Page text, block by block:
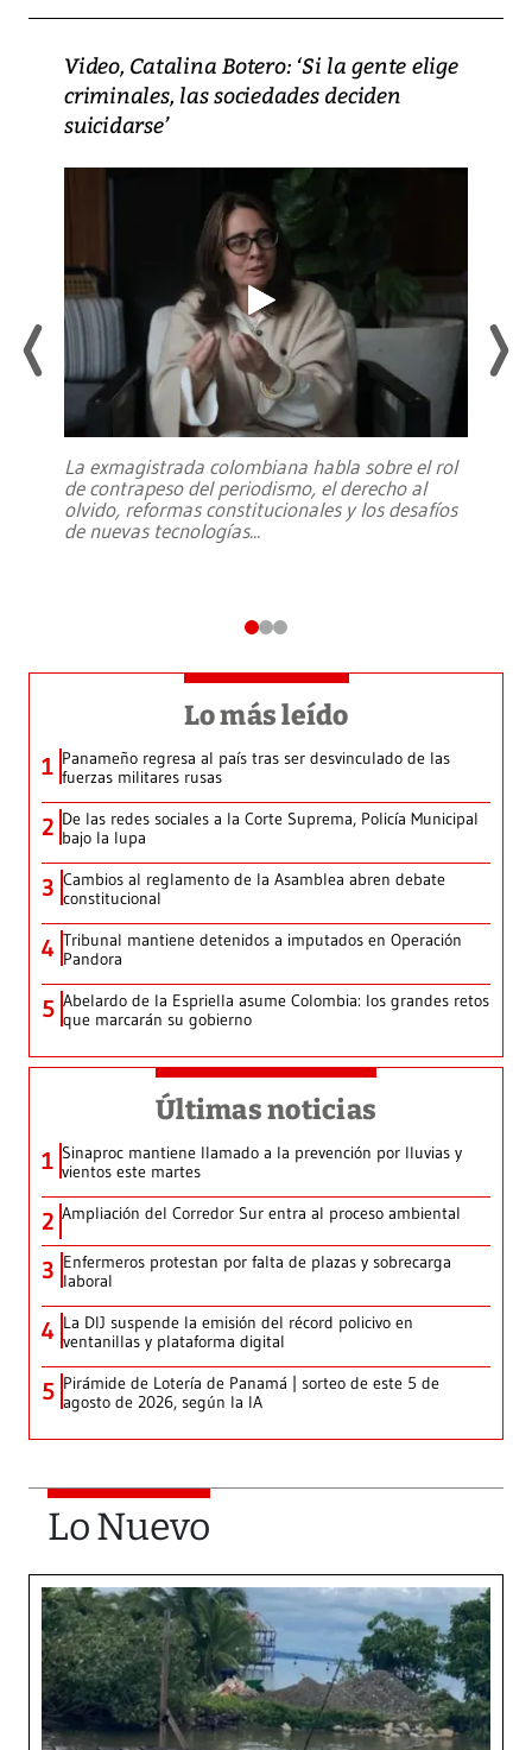
Video, Catalina Botero: ‘Si la gente elige
criminales, las sociedades deciden
suicidarse’
La exmagistrada colombiana habla sobre el rol
de contrapeso del periodismo, el derecho al
olvido, reformas constitucionales y los desafíos
de nuevas tecnologías...
Lo más leído
1 Panameño regresa al país tras ser desvinculado de las
fuerzas militares rusas
2 De las redes sociales a la Corte Suprema, Policía Municipal
bajo la lupa
3 Cambios al reglamento de la Asamblea abren debate
constitucional
4 Tribunal mantiene detenidos a imputados en Operación
Pandora
5 Abelardo de la Espriella asume Colombia: los grandes retos
que marcarán su gobierno
Últimas noticias
1 Sinaproc mantiene llamado a la prevención por lluvias y
vientos este martes
2 Ampliación del Corredor Sur entra al proceso ambiental
3 Enfermeros protestan por falta de plazas y sobrecarga
laboral
4 La DIJ suspende la emisión del récord policivo en
ventanillas y plataforma digital
5 Pirámide de Lotería de Panamá | sorteo de este 5 de
agosto de 2026, según la IA
Lo Nuevo